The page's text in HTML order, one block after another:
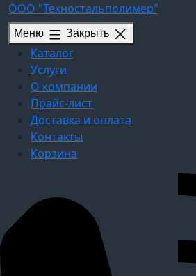
Перейти
содержимому
ООО "Техностальполимер"
Меню Закрыть
Каталог
Услуги
О компании
Прайс-лист
Доставка и оплата
Контакты
Корзина